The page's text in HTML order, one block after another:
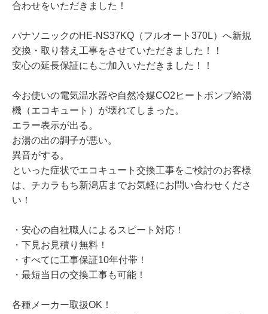
合わせをいただきました！
パナソニックのHE-NS37KQ（フルオート370L）へ新規
交換・取り替え工事をさせていただきました！！
安心の延長保証にもご加入いただきました！！
今お使いの電気温水器や自然冷媒CO2ヒートポンプ給湯
機（エコキュート）が壊れてしまった。
エラー表示が出る。
お湯の出の調子が悪い。
異音がする。
といった症状でエコキュート交換工事をご検討のお客様
は、チカラもち新潟店までお気軽にお問い合わせくださ
い！
・安心の自社職人によるスピート対応！
・下見お見積り無料！
・すべてに工事保証10年付帯！
・最短当日の交換工事も可能！
各種メーカー取扱OK！